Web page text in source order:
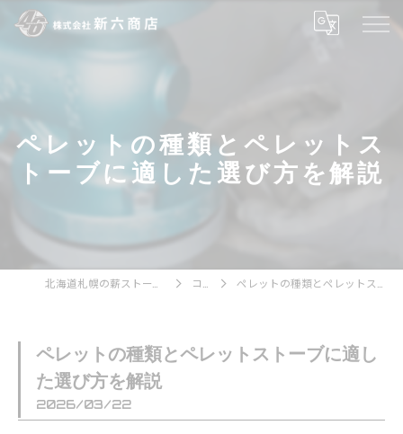
ペレットの種類とペレットス
トーブに適した選び方を解説
コラム ペレットの種類とペレットストーブに適した選び方を解説
ペレットの種類とペレットストーブに適し
た選び方を解説
2026/03/22